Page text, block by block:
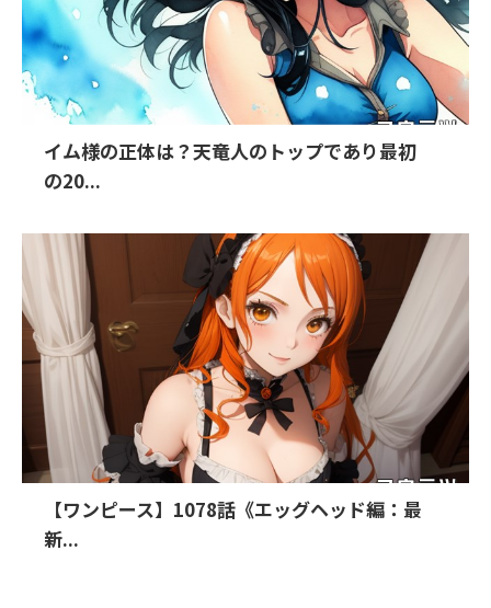
イム様の正体は？天竜人のトップであり最初
の20...
【ワンピース】1078話《エッグヘッド編：最
新...